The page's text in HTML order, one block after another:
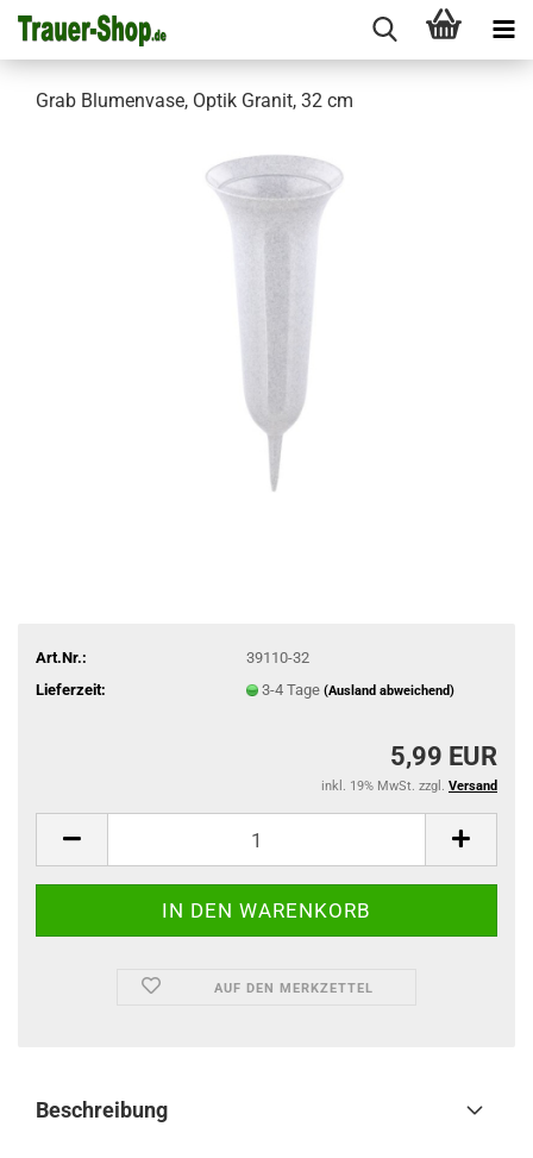
Grab Blumenvase, Optik Granit, 32 cm
Art.Nr.:
39110-32
Lieferzeit:
3-4 Tage (Ausland abweichend)
5,99 EUR
inkl. 19% MwSt. zzgl. Versand
AUF DEN MERKZETTEL
Beschreibung